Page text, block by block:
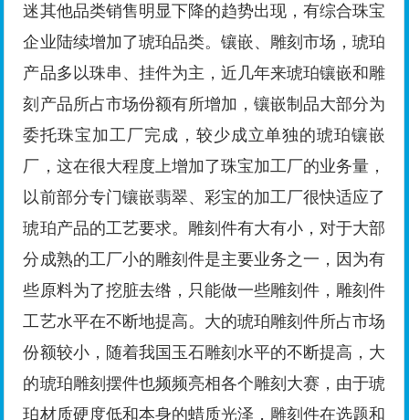
迷其他品类销售明显下降的趋势出现，有综合珠宝
企业陆续增加了琥珀品类。镶嵌、雕刻市场，琥珀
产品多以珠串、挂件为主，近几年来琥珀镶嵌和雕
刻产品所占市场份额有所增加，镶嵌制品大部分为
委托珠宝加工厂完成，较少成立单独的琥珀镶嵌
厂，这在很大程度上增加了珠宝加工厂的业务量，
以前部分专门镶嵌翡翠、彩宝的加工厂很快适应了
琥珀产品的工艺要求。雕刻件有大有小，对于大部
分成熟的工厂小的雕刻件是主要业务之一，因为有
些原料为了挖脏去绺，只能做一些雕刻件，雕刻件
工艺水平在不断地提高。大的琥珀雕刻件所占市场
份额较小，随着我国玉石雕刻水平的不断提高，大
的琥珀雕刻摆件也频频亮相各个雕刻大赛，由于琥
珀材质硬度低和本身的蜡质光泽，雕刻件在选题和